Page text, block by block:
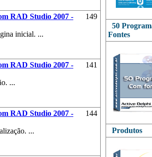
RAD Studio 2007 -
inicial. ...
149
RAD Studio 2007 -
...
141
RAD Studio 2007 -
...
144
50
Fontes
Produtos